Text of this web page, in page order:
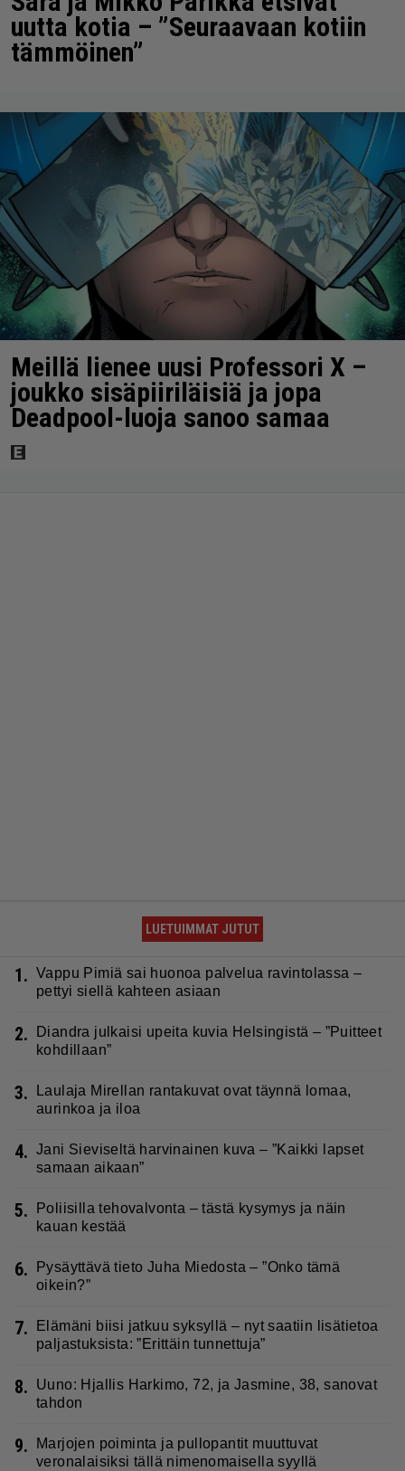
uutta kotia – ”Seuraavaan kotiin
tämmöinen”
Meillä lienee uusi Professori X –
joukko sisäpiiriläisiä ja jopa
Deadpool-luoja sanoo samaa
LUETUIMMAT JUTUT
1. Vappu Pimiä sai huonoa palvelua ravintolassa –
pettyi siellä kahteen asiaan
2.
Diandra julkaisi upeita kuvia Helsingistä – ”Puitteet
kohdillaan”
3.
Laulaja Mirellan rantakuvat ovat täynnä lomaa,
aurinkoa ja iloa
4. Jani Sieviseltä harvinainen kuva – ”Kaikki lapset
samaan aikaan”
5.
Poliisilla tehovalvonta – tästä kysymys ja näin
kauan kestää
6.
Pysäyttävä tieto Juha Miedosta – ”Onko tämä
oikein?”
7.
Elämäni biisi jatkuu syksyllä – nyt saatiin lisätietoa
paljastuksista: ”Erittäin tunnettuja”
8.
Uuno: Hjallis Harkimo, 72, ja Jasmine, 38, sanovat
tahdon
9.
Marjojen poiminta ja pullopantit muuttuvat
veronalaisiksi tällä nimenomaisella syyllä